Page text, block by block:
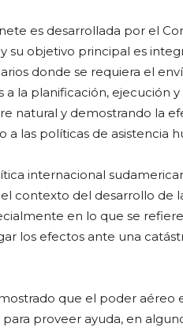
es desarrollada por el
su objetivo principal es
donde se requiera el
a la planificación, ejecución
natural y demostrando la
a las políticas de asistencia
internacional
contexto del desarrollo de
en lo que se
los efectos ante una
que el poder aéreo
proveer ayuda, en